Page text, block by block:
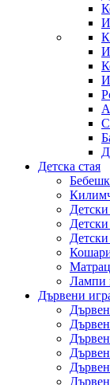
Детска стая
Лампи
Дървени